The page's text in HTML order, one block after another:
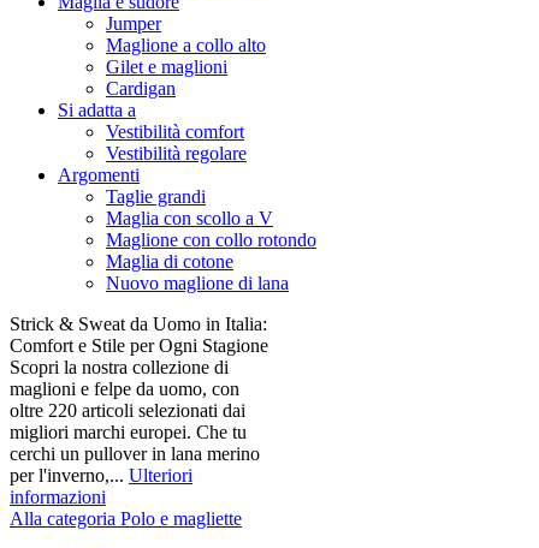
Jumper
Maglione a collo alto
Gilet e maglioni
Cardigan
Si adatta a
Vestibilità comfort
Vestibilità regolare
Argomenti
Taglie grandi
Maglia con scollo a V
Maglione con collo rotondo
Maglia di cotone
Nuovo maglione di lana
Strick & Sweat da Uomo in Italia:
Comfort e Stile per Ogni Stagione
Scopri la nostra collezione di
maglioni e felpe da uomo, con
oltre 220 articoli selezionati dai
migliori marchi europei. Che tu
cerchi un pullover in lana merino
per l'inverno,... Ulteriori
informazioni
Alla categoria Polo e magliette